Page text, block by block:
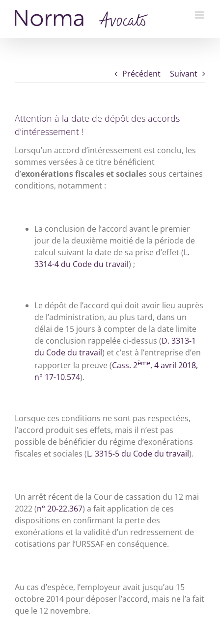
contenu
Précédent Suivant
Attention à la date de dépôt des accords
d’intéressement !
Lorsqu’un accord d’intéressement est conclu, les
sommes versées à ce titre bénéficient
d’exonérations fiscales et sociales sous certaines
conditions, notamment :
La conclusion de l’accord avant le premier
jour de la deuxième moitié de la période de
calcul suivant la date de sa prise d’effet (L.
3314-4 du Code du travail) ;
Le dépôt de l’accord qui doit avoir lieu auprès
de l’administration, au plus tard, dans un
délai de 15 jours à compter de la date limite
de conclusion rappelée ci-dessus (D. 3313-1
du Code du travail) et c’est à l’entreprise d’en
rapporter la preuve (Cass. 2ème, 4 avril 2018,
n° 17-10.574).
Lorsque ces conditions ne sont pas respectées,
l’accord produit ses effets, mais il n’est pas
possible de bénéficier du régime d’exonérations
fiscales et sociales (L. 3315-5 du Code du travail).
Un arrêt récent de la Cour de cassation du 12 mai
2022 (n° 20-22.367) a fait application de ces
dispositions en confirmant la perte des
exonérations et la validité d’un redressement de
cotisations par l’URSSAF en conséquence.
Au cas d’espèce, l’employeur avait jusqu’au 15
octobre 2014 pour déposer l’accord, mais ne l’a fait
que le 12 novembre.